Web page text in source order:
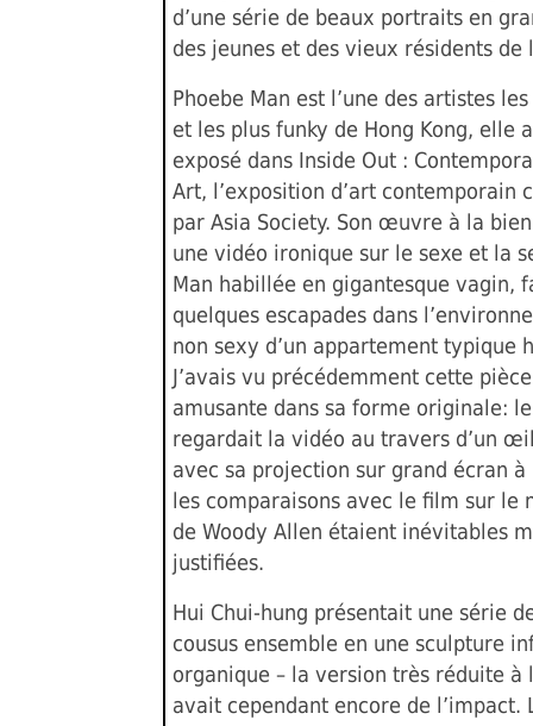
d’une série de beaux portraits en
des jeunes et des vieux résidents de
Phoebe Man est l’une des artistes
et les plus funky de Hong Kong, elle
exposé dans Inside Out :
Art, l’exposition d’art contemporain
par Asia Society. Son œuvre à la
une vidéo ironique sur le sexe et la
Man habillée en gigantesque vagin,
quelques escapades dans
non sexy d’un appartement typique
J’avais vu précédemment cette
amusante dans sa forme originale:
regardait la vidéo au travers d’un
avec sa projection sur grand écran à
les comparaisons avec le film sur le
de Woody Allen étaient inévitables
justifiées.
Hui Chui-hung présentait une série
cousus ensemble en une sculpture
organique – la version très réduite à
avait cependant encore de l’impact.